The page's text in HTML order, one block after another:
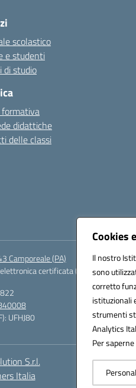
Cookies
Il nostro
sono
corretto
istituzionali
strumenti
Analytics
Per
scolastico
e studenti
di studio
didattiche
delle classi
Camporeale (PA)
certificata (PEC):
UFHJ80
S.r.l.
Italia